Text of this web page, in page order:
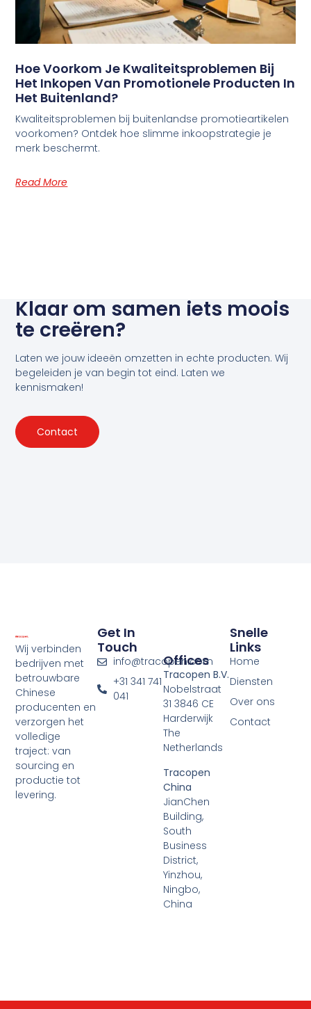
Hoe Voorkom Je Kwaliteitsproblemen Bij
Het Inkopen Van Promotionele Producten In
Het Buitenland?
Kwaliteitsproblemen bij buitenlandse promotieartikelen
voorkomen? Ontdek hoe slimme inkoopstrategie je
merk beschermt.
Read More
Klaar om samen iets moois
te creëren?
Laten we jouw ideeën omzetten in echte producten. Wij
begeleiden je van begin tot eind. Laten we
kennismaken!
Contact
Wij verbinden
bedrijven met
betrouwbare
Chinese
producenten en
verzorgen het
volledige
traject: van
sourcing en
productie tot
levering.
Snelle
Links
Home
Diensten
Over ons
Contact
Offices
Tracopen B.V.
Nobelstraat
31 3846 CE
Harderwijk
The
Netherlands
Tracopen
China
JianChen
Building,
South
Business
District,
Yinzhou,
Ningbo,
China
Get In
Touch
info@tracopen.com
+31 341 741
041